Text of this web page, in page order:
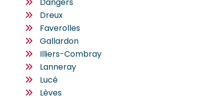
Dreux
Faverolles
Gallardon
Illiers-Combray
Lanneray
Lucé
Lèves